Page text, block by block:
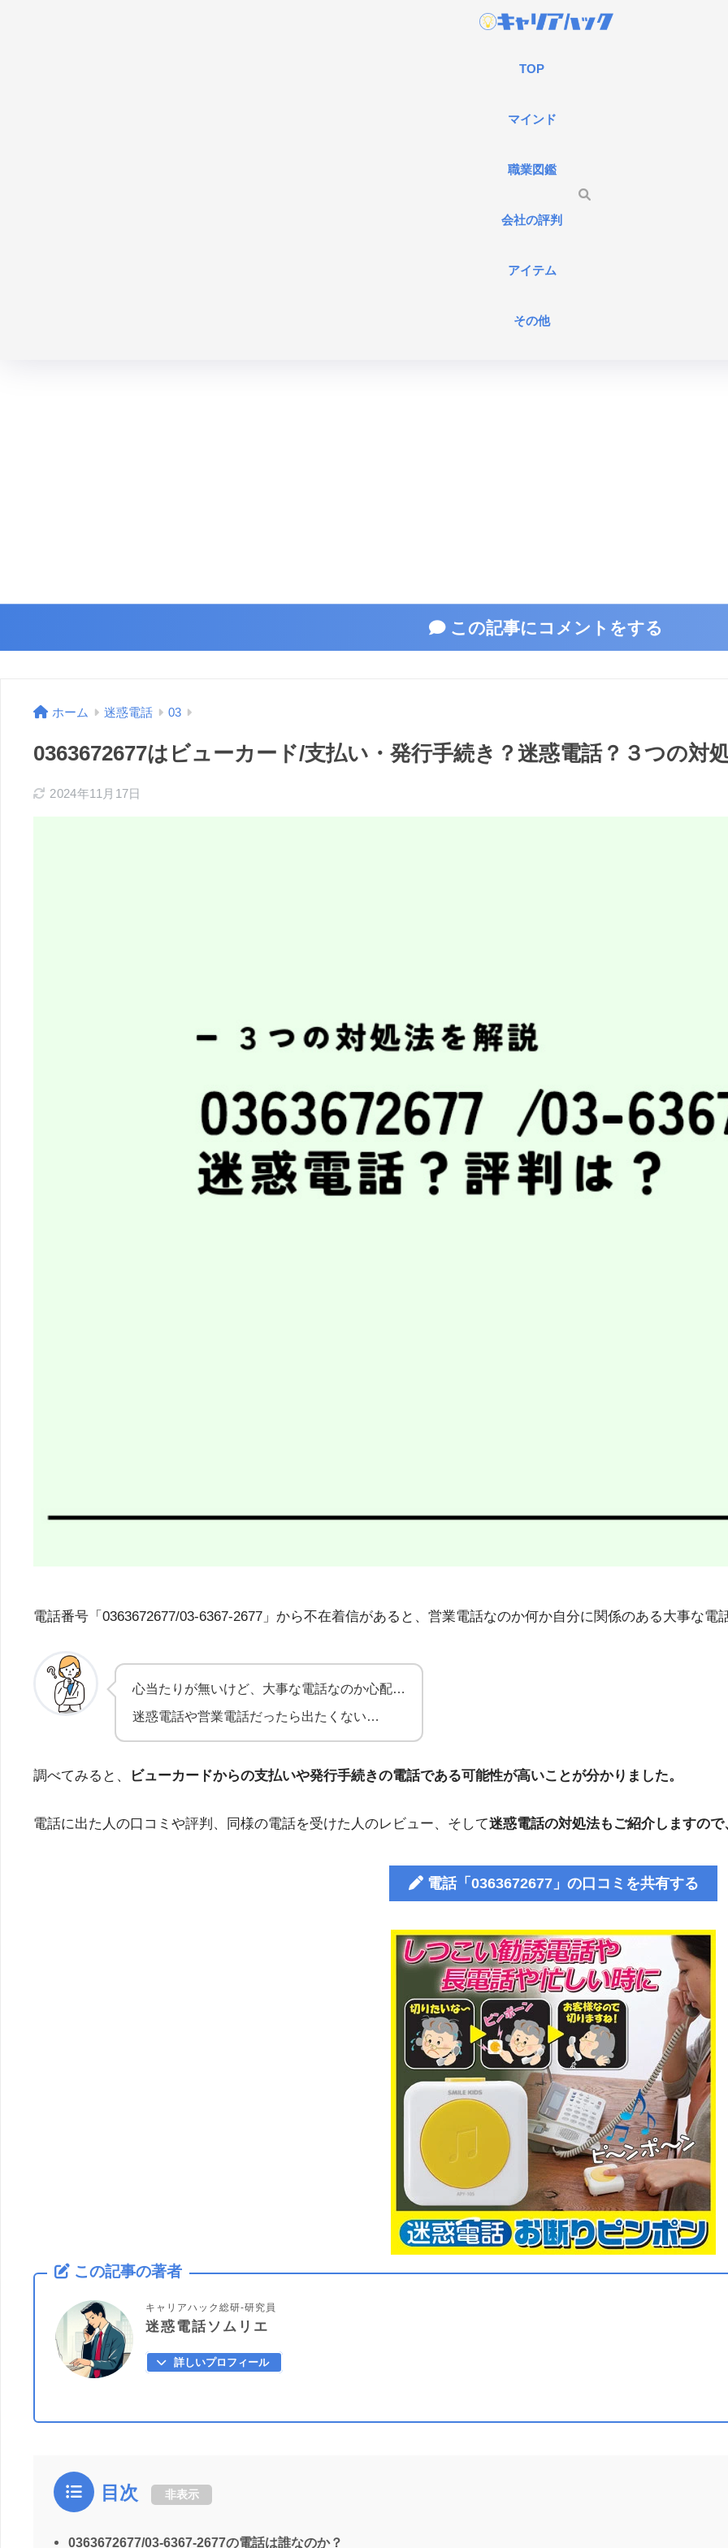
TOP
マインド
職業図鑑
会社の評判
アイテム
その他
この記事にコメントをする
ホーム 迷惑電話 03
0363672677はビューカード/支払い・発行手続き？迷惑電話？３つの対
2024年11月17日
電話番号「0363672677/03-6367-2677」から不在着信があると、営業電話なのか何か自分に関係のある大事な
心当たりが無いけど、大事な電話なのか心配…
迷惑電話や営業電話だったら出たくない…
調べてみると、 ビューカードからの支払いや発行手続きの電話である可能性が高いことが分かりました。
電話に出た人の口コミや評判、同様の電話を受けた人のレビュー、そして迷惑電話の対処法もご紹介しますの
電話「0363672677」の口コミを共有する
この記事の著者
キャリアハック総研-研究員
迷惑電話ソムリエ
詳しいプロフィール
目次 非表示
0363672677/03-6367-2677の電話は誰なのか？